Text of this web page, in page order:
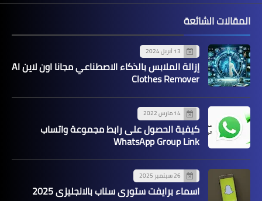
المقالات الشائعة
13 أبريل 2024
إزالة الملابس بالذكاء الاصطناعي مجانا اون لاين AI
Clothes Remover
14 مارس 2022
كيفية الحصول على رابط مجموعة واتساب
WhatsApp Group Link
26 سبتمبر 2025
اسماء برايفت ستوري سناب بالانجليزي 2025